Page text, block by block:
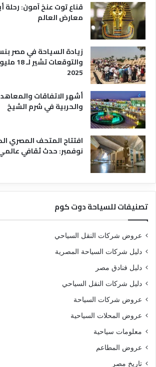
قناع توت عنخ آمون: رحلة
معارض العالم
2025
أشهر الاتفاقات
والحربية في شرم الشيخ
افتتاح المتحف المصري
نوفمبر: حدث ثقافي عالمي
تصنيفات للسياحة دوت كوم
عروض شركات النقل السياحي
دليل شركات السياحة المصرية
دليل فنادق مصر
دليل شركات النقل السياحي
عروض شركات السياحة
عروض المحلات السياحية
معلومات سياحية
عروض المطاعم
تاريخ مصر